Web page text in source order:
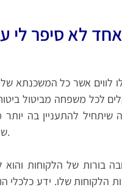
לא סיפר לי
לווים אשר כל המשכנתא
שקלים לכל משפחה
שיתחיל להתעניין בה
שהינה פי שלוש לעיתים מריבית השוק וזה כבר נזק אמיתי לבנק.
בורות של הלקוחות
הלקוחות שלו. ידע כלכלי